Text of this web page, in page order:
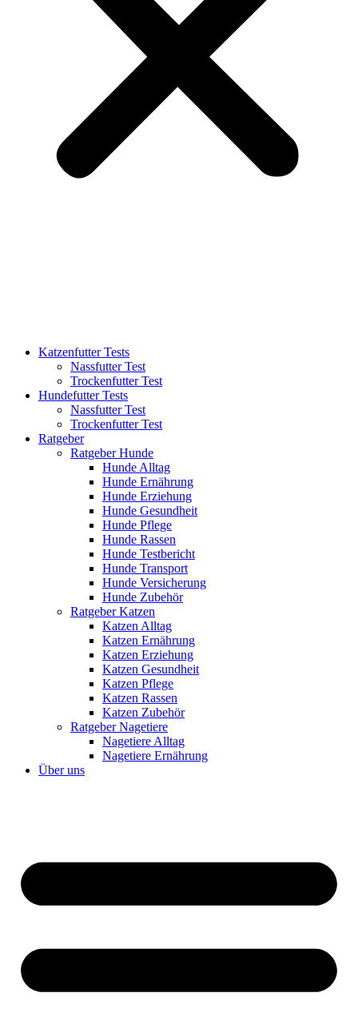
Katzenfutter Tests
Nassfutter Test
Trockenfutter Test
Hundefutter Tests
Nassfutter Test
Trockenfutter Test
Ratgeber
Ratgeber Hunde
Hunde Alltag
Hunde Ernährung
Hunde Erziehung
Hunde Gesundheit
Hunde Pflege
Hunde Rassen
Hunde Testbericht
Hunde Transport
Hunde Versicherung
Hunde Zubehör
Ratgeber Katzen
Katzen Alltag
Katzen Ernährung
Katzen Erziehung
Katzen Gesundheit
Katzen Pflege
Katzen Rassen
Katzen Zubehör
Ratgeber Nagetiere
Nagetiere Alltag
Nagetiere Ernährung
Über uns